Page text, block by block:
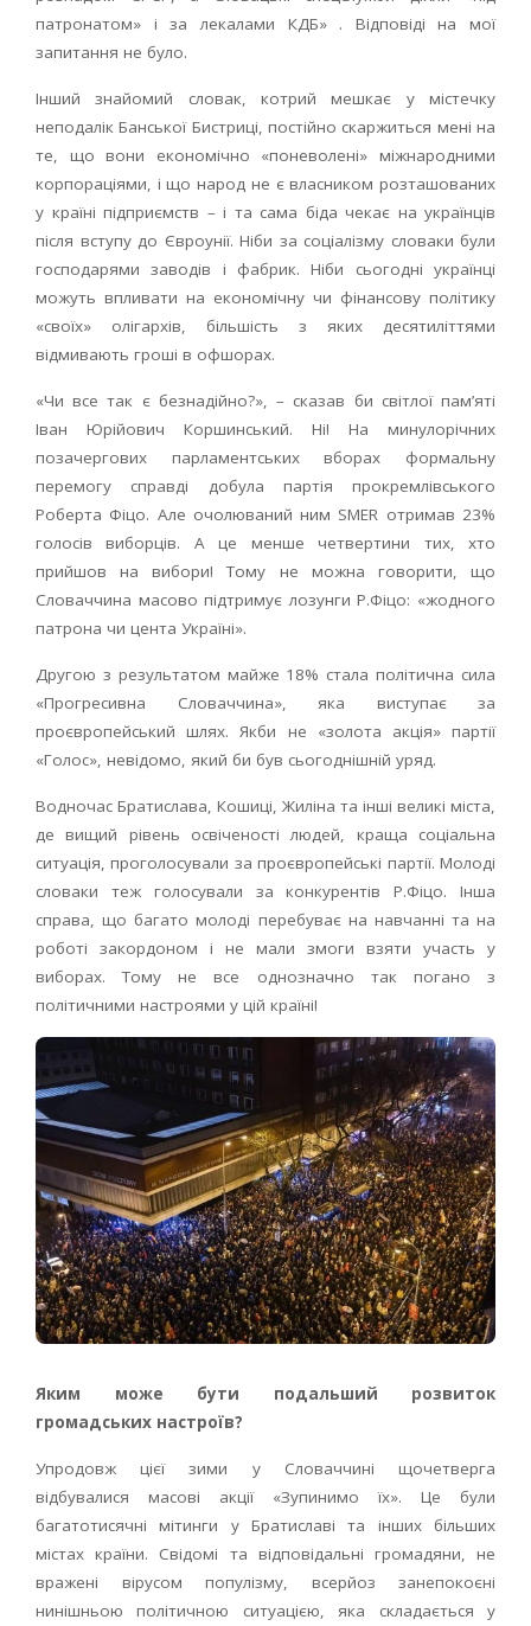
патронатом» і за лекалами КДБ» . Відповіді на мої
запитання не було.
Інший знайомий словак, котрий мешкає у містечку
неподалік Банської Бистриці, постійно скаржиться мені на
те, що вони економічно «поневолені» міжнародними
корпораціями, і що народ не є власником розташованих
у країні підприємств – і та сама біда чекає на українців
після вступу до Євроунії. Ніби за соціалізму словаки були
господарями заводів і фабрик. Ніби сьогодні українці
можуть впливати на економічну чи фінансову політику
«своїх» олігархів, більшість з яких десятиліттями
відмивають гроші в офшорах.
«Чи все так є безнадійно?», – сказав би світлої пам’яті
Іван Юрійович Коршинський. Ні! На минулорічних
позачергових парламентських вборах формальну
перемогу справді добула партія прокремлівського
Роберта Фіцо. Але очолюваний ним SMER отримав 23%
голосів виборців. А це менше четвертини тих, хто
прийшов на вибори! Тому не можна говорити, що
Словаччина масово підтримує лозунги Р.Фіцо: «жодного
патрона чи цента Україні».
Другою з результатом майже 18% стала політична сила
«Прогресивна Словаччина», яка виступає за
проєвропейський шлях. Якби не «золота акція» партії
«Голос», невідомо, який би був сьогоднішній уряд.
Водночас Братислава, Кошиці, Жиліна та інші великі міста,
де вищий рівень освіченості людей, краща соціальна
ситуація, проголосували за проєвропейські партії. Молоді
словаки теж голосували за конкурентів Р.Фіцо. Інша
справа, що багато молоді перебуває на навчанні та на
роботі закордоном і не мали змоги взяти участь у
виборах. Тому не все однозначно так погано з
політичними настроями у цій країні!
Яким може бути подальший розвиток
громадських настроїв?
Упродовж цієї зими у Словаччині щочетверга
відбувалися масові акції «Зупинимо їх». Це були
багатотисячні мітинги у Братиславі та інших більших
містах країни. Свідомі та відповідальні громадяни, не
вражені вірусом популізму, всерйоз занепокоєні
нинішньою політичною ситуацією, яка складається у